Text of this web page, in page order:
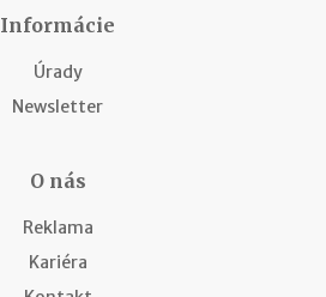
Informácie
Úrady
Newsletter
O nás
Reklama
Kariéra